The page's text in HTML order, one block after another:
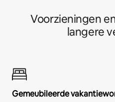
Voorzieningen
langere
Gemeubileerde